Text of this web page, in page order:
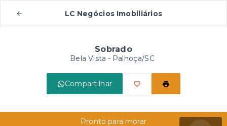
LC Negócios Imobiliários
Sobrado
Bela Vista - Palhoça/SC
Compartilhar
Pronto para morar